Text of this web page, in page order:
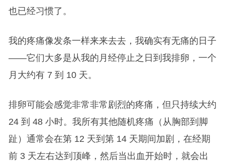
也已经习惯了。
我的疼痛像发条一样来来去去，我确实有无痛的日子
——它们大多是从我的月经停止之日到我排卵，一个
月大约有 7 到 10 天。
排卵可能会感觉非常非常剧烈的疼痛，但只持续大约
24 到 48 小时。我所有其他随机疼痛（从胸部到脚
趾）通常会在第 12 天到第 14 天期间加剧，在经期
前 3 天左右达到顶峰，然后当出血开始时，就会出